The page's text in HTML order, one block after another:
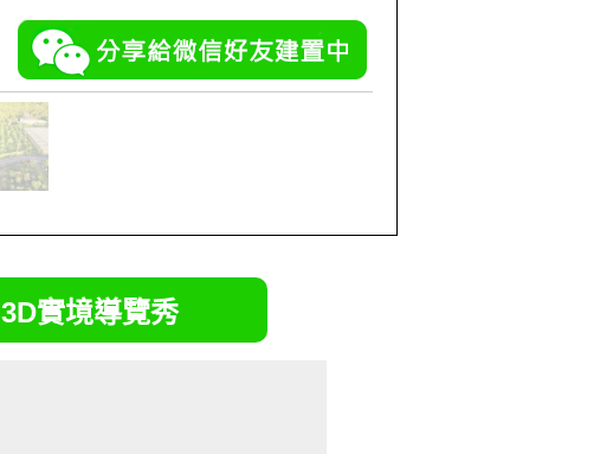
3D實境導覽秀